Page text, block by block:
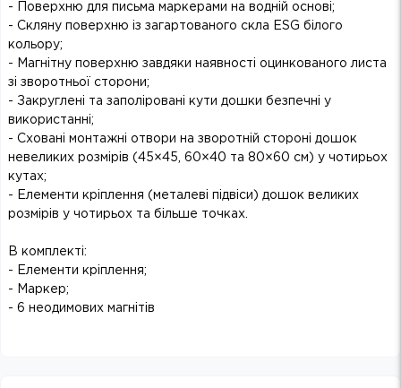
- Поверхню для письма маркерами на водній основі;
- Скляну поверхню із загартованого скла ESG білого
кольору;
- Магнітну поверхню завдяки наявності оцинкованого листа
зі зворотньої сторони;
- Закруглені та заполіровані кути дошки безпечні у
використанні;
- Сховані монтажні отвори на зворотній стороні дошок
невеликих розмірів (45×45, 60×40 та 80×60 см) у чотирьох
кутах;
- Елементи кріплення (металеві підвіси) дошок великих
розмірів у чотирьох та більше точках.
В комплекті:
- Елементи кріплення;
- Маркер;
- 6 неодимових магнітів